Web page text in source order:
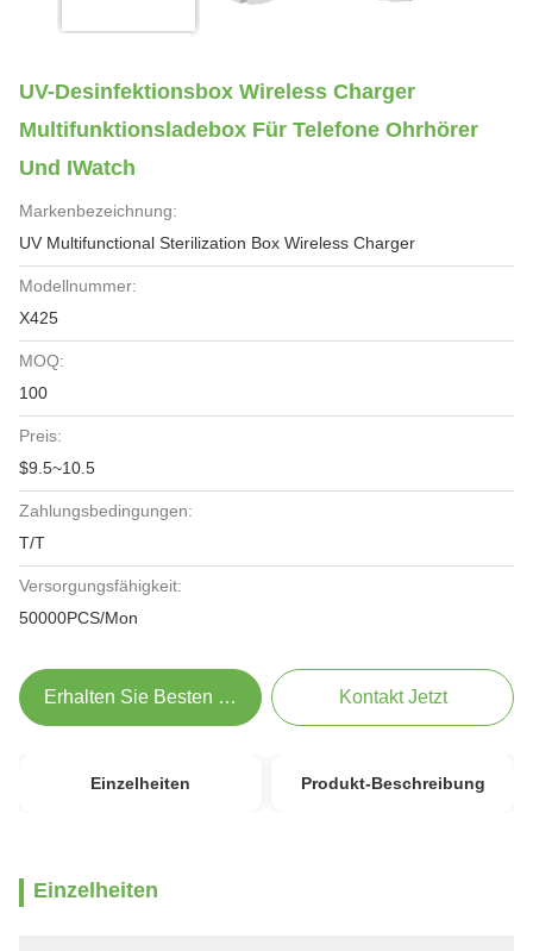
UV-Desinfektionsbox Wireless Charger
Multifunktionsladebox Für Telefone Ohrhörer
Und IWatch
Markenbezeichnung:
UV Multifunctional Sterilization Box Wireless Charger
Modellnummer:
X425
MOQ:
100
Preis:
$9.5~10.5
Zahlungsbedingungen:
T/T
Versorgungsfähigkeit:
50000PCS/Mon
Erhalten Sie Besten Preis Kontakt Jetzt
Einzelheiten Produkt-Beschreibung
Einzelheiten